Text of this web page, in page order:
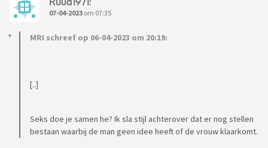
07-04-2023 om 07:35
MRI schreef op 06-04-2023 om 20:19:
[..]
Seks doe je samen he? Ik sla stijl achterover dat er nog stellen
bestaan waarbij de man geen idee heeft of de vrouw klaarkomt.